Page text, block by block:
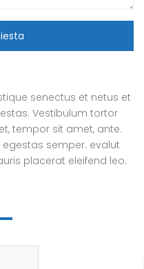
senectus et netus et
Vestibulum tortor
tempor sit amet, ante.
semper. evalut
placerat eleifend leo.